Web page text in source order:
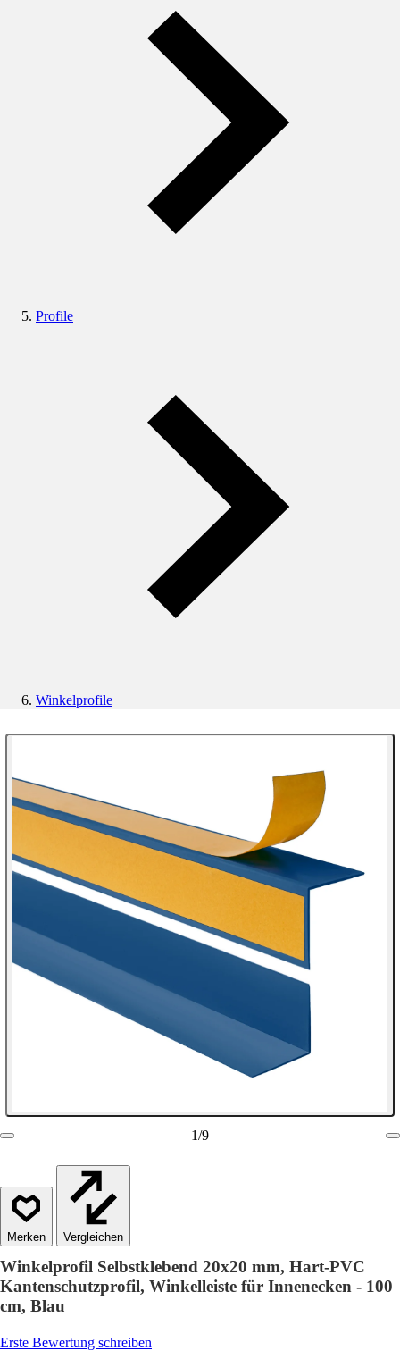
Profile
Winkelprofile
1/9
Vergleichen
Winkelprofil Selbstklebend 20x20 mm, Hart-PVC
Kantenschutzprofil, Winkelleiste für Innenecken - 100
cm, Blau
Erste Bewertung schreiben